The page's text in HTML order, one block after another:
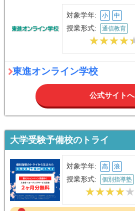
対象学年: 小 中
授業形式: 通信教育
東進オンライン学校
公式サイトへ
大学受験予備校のトライ
対象学年: 高 浪
授業形式: 個別指導塾